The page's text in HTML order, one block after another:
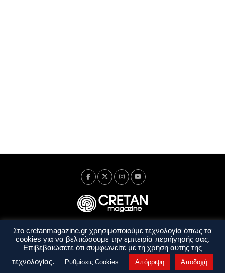
Ταυτότητα Πολιτική Απορρήτου
Όροι Χρήσης
Όροι και Προϋποθέσεις
Στο cretanmagazine.gr χρησιμοποιούμε τεχνολογία όπως τα
cookies για να βελτιώσουμε την εμπειρία περιήγησής σας.
Επιβεβαιώσετε ότι συμφωνείτε με τη χρήση αυτής της
τεχνολογίας.
Ρυθμίσεις Cookies Απόρριψη Αποδοχή